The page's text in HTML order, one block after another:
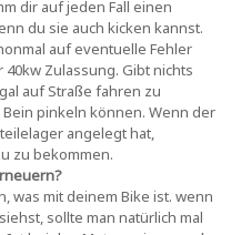
dir auf jeden Fall einen
du sie auch kicken kannst.
auf eventuelle Fehler
Zulassung. Gibt nichts
auf Straße fahren zu
pinkeln können. Wenn der
angelegt hat,
zu bekommen.
was mit deinem Bike ist. wenn
sollte man natürlich mal